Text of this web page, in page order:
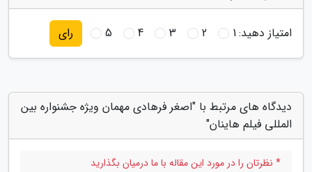
امتیاز دهید:1
2
3
4
5 رای
دیدگاه های مرتبط با "اصغر فرهادی مهمان ویژه جشنواره بین
المللی فیلم هاینان"
* نظرتان را در مورد این مقاله با ما درمیان بگذارید